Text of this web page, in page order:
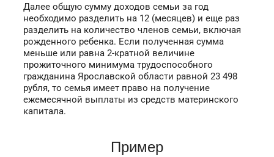
Далее общую сумму доходов семьи за год
необходимо разделить на 12 (месяцев) и еще раз
разделить на количество членов семьи, включая
рожденного ребенка. Если полученная сумма
меньше или равна 2-кратной величине
прожиточного минимума трудоспособного
гражданина Ярославской области равной 23 498
рубля, то семья имеет право на получение
ежемесячной выплаты из средств материнского
капитала.
Пример